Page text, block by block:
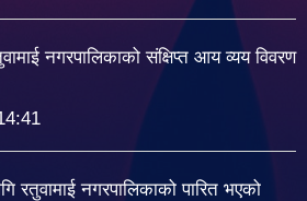
नगरपालिकाको संक्षिप्त आय व्यय विवरण
नगरपालिकाको पारित भएको